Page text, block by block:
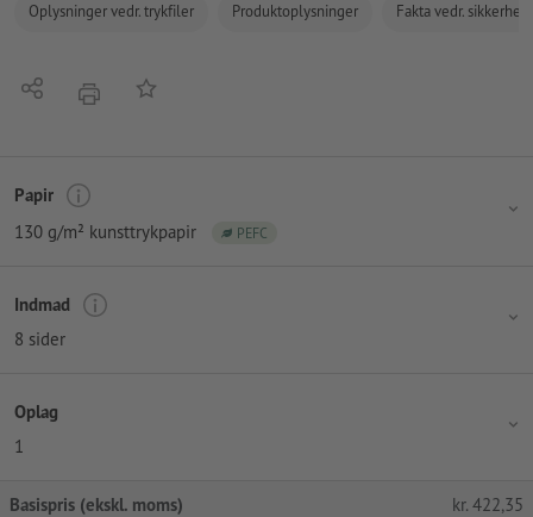
Oplysninger vedr. trykfiler Produktoplysninger Fakta vedr.
Del tryk Tilføj til huskelisten
Papir
130 g/m² kunsttrykpapir
PEFC
Indmad
8 sider
Oplag
1
Basispris (ekskl. moms) kr. 422,35